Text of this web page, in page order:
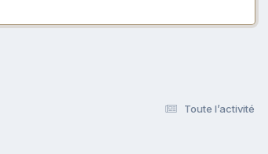
Toute l’activité